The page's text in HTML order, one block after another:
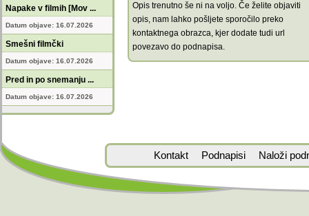
Napake v filmih [Mov ...
Datum objave: 16.07.2026
Smešni filmčki
Datum objave: 16.07.2026
Pred in po snemanju ...
Datum objave: 16.07.2026
Opis trenutno še ni na voljo. Če želite objaviti
opis, nam lahko pošljete sporočilo preko
kontaktnega obrazca, kjer dodate tudi url
povezavo do podnapisa.
Kontakt Podnapisi Naloži